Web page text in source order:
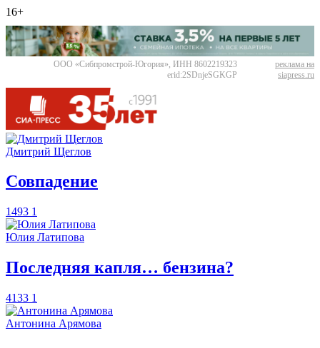
16+
ООО «Сибпромстрой-Югория», ИНН 8602219323
erid:2SDnjeSGKGP
реклама на
siapress.ru
Дмитрий Щеглов
​Совпадение
1493 1
Юлия Латипова
​Последняя капля… бензина?
4133 1
Антонина Арямова